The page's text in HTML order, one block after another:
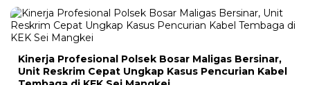
Kinerja Profesional Polsek Bosar Maligas Bersinar,
Unit Reskrim Cepat Ungkap Kasus Pencurian Kabel